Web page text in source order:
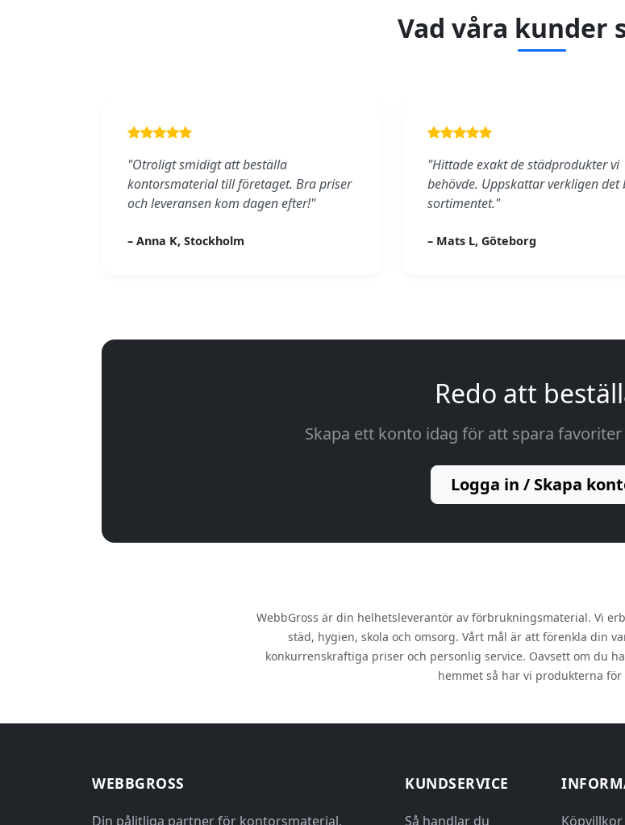
Vad våra kunder
"Otroligt smidigt att beställa
kontorsmaterial till företaget. Bra priser
och leveransen kom dagen efter!"
– Anna K, Stockholm
"Hittade exakt de städprodukter vi
behövde. Uppskattar verkligen det
sortimentet."
– Mats L, Göteborg
Redo att
Skapa ett konto idag för att spara
Logga in / Skapa
WebbGross är din helhetsleverantör av förbrukningsmaterial. Vi
städ, hygien, skola och omsorg. Vårt mål är att förenkla din
konkurrenskraftiga priser och personlig service. Oavsett om du
hemmet så har vi produkterna för
WEBBGROSS
Din pålitliga partner för kontorsmaterial,
KUNDSERVICE
Så handlar du Köpvillkor